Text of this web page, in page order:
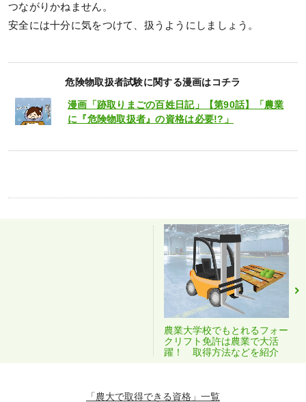
つながりかねません。
安全には十分に気をつけて、扱うようにしましょう。
危険物取扱者試験に関する漫画はコチラ
漫画「跡取りまごの百姓日記」【第90話】「農業
に『危険物取扱者』の資格は必要!?」
農業大学校でもとれるフォー
クリフト免許は農業で大活
躍！ 取得方法などを紹介
「農大で取得できる資格」